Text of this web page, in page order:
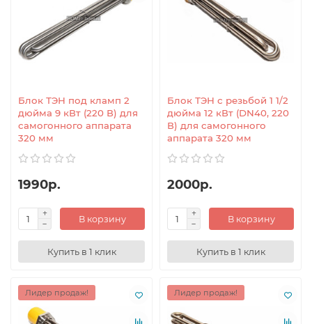
Блок ТЭН под кламп 2
дюйма 9 кВт (220 В) для
самогонного аппарата
320 мм
1990р.
В корзину
Купить в 1 клик
Блок ТЭН с резьбой 1 1/2
дюйма 12 кВт (DN40, 220
В) для самогонного
аппарата 320 мм
2000р.
В корзину
Купить в 1 клик
Лидер продаж! Лидер продаж!